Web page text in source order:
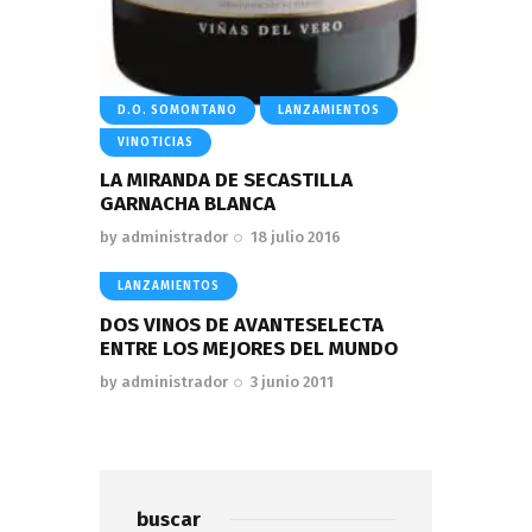
D.O. SOMONTANO LANZAMIENTOS
VINOTICIAS
LA MIRANDA DE SECASTILLA
GARNACHA BLANCA
by administrador 18 julio 2016
LANZAMIENTOS
DOS VINOS DE AVANTESELECTA
ENTRE LOS MEJORES DEL MUNDO
by administrador 3 junio 2011
buscar